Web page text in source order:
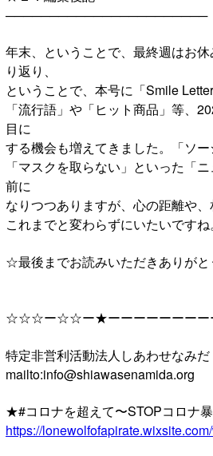
───────────────────────
年末、ということで、最終週はお
り返り、
ということで、本号に「Smile
「流行語」や「ヒット商品」等、
目に
する機会も増えてきました。「ソ
「マスクを取らない」といった「
前に
なりつつありますが、心の距離や、
これまでと変わらずにいたいですね。
☆最後までお読みいただきありがと
☆☆☆ー☆☆ー★ーーーーーーーー
特定非営利活動法人しあわせなみだ
mailto:info@shiawasenamida.org
★#コロナを超えて〜STOPコロナ
https://